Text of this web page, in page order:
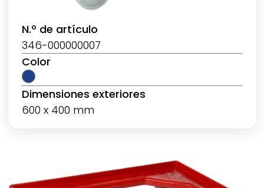
N.º de artículo
346-000000007
Color
Dimensiones exteriores
600 x 400 mm